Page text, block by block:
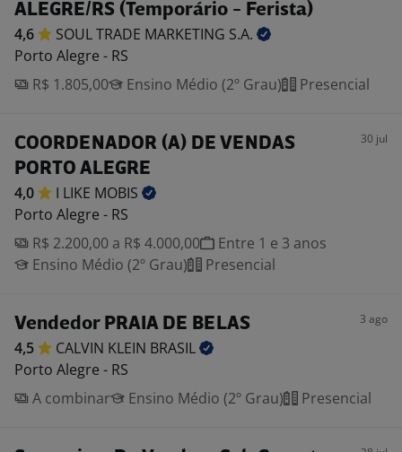
ALEGRE/RS (Temporário - Ferista)
4,6 SOUL TRADE MARKETING S.A.
Porto Alegre - RS
R$ 1.805,00
Ensino Médio (2º Grau) Presencial
COORDENADOR (A) DE VENDAS
PORTO ALEGRE
30 jul
4,0 I LIKE MOBIS
Porto Alegre - RS
R$ 2.200,00 a R$ 4.000,00
Entre 1 e 3 anos
Ensino Médio (2º Grau)
Presencial
Vendedor PRAIA DE BELAS 3 ago
4,5 CALVIN KLEIN BRASIL
Porto Alegre - RS
A combinar
Ensino Médio (2º Grau) Presencial